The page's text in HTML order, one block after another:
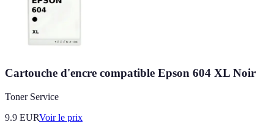
Cartouche d'encre compatible Epson 604 XL Noir
Toner Service
9.9 EURVoir le prix